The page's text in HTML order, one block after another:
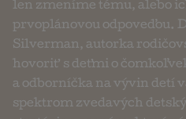
len zmeníme tému, alebo
prvoplánovou odpoveďou.
Silverman, autorka
hovoriť s deťmi o
a odborníčka na vývin detí
spektrom zvedavých